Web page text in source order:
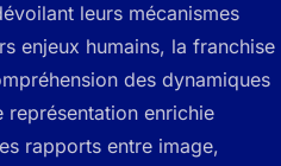
leurs mécanismes
enjeux humains, la franchise
des dynamiques
représentation enrichie
rapports entre image,